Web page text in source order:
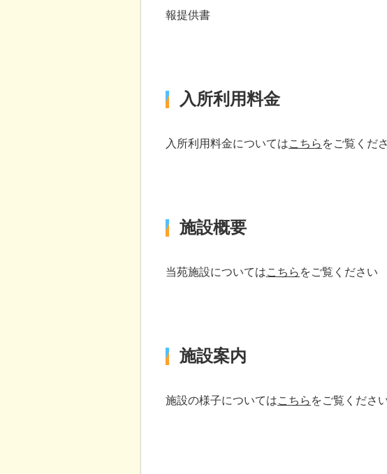
報提供書
入所利用料金
入所利用料金についてはこちら をご覧くだ
施設概要
当苑施設についてはこちら をご覧ください
施設案内
施設の様子についてはこちら をご覧くださ